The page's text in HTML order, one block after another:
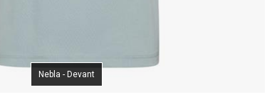
Nebla - Devant